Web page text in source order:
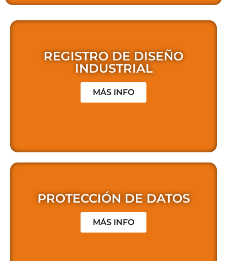
REGISTRO DE DISEÑO
INDUSTRIAL
MÁS INFO
PROTECCIÓN DE DATOS
MÁS INFO